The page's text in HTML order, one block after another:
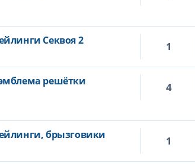
Секвоя 2 1
решётки
4
брызговики 1